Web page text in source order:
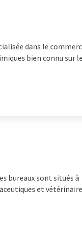
dans le
bien connu sur
bureaux sont situés à
et